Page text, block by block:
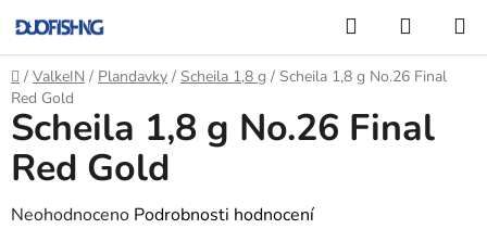
na
obsah
Hledat
KOŠÍK
Domů
/ ValkeIN / Plandavky / Scheila 1,8 g / Scheila 1,8 g No.26 Final
Red Gold
Scheila 1,8 g No.26 Final
Red Gold
Průměrné
Neohodnoceno Podrobnosti hodnocení